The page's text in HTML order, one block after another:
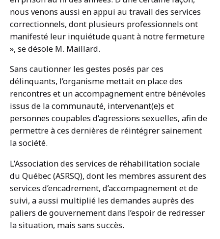
nous venons aussi en appui au travail des services
correctionnels, dont plusieurs professionnels ont
manifesté leur inquiétude quant à notre fermeture
», se désole M. Maillard.
Sans cautionner les gestes posés par ces
délinquants, l’organisme mettait en place des
rencontres et un accompagnement entre bénévoles
issus de la communauté, intervenant(e)s et
personnes coupables d’agressions sexuelles, afin de
permettre à ces dernières de réintégrer sainement
la société.
L’Association des services de réhabilitation sociale
du Québec (ASRSQ), dont les membres assurent des
services d’encadrement, d’accompagnement et de
suivi, a aussi multiplié les demandes auprès des
paliers de gouvernement dans l’espoir de redresser
la situation, mais sans succès.